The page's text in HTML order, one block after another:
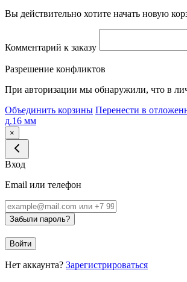
Вы действительно хотите начать новую
Комментарий к заказу
Разрешение конфликтов
При авторизации мы обнаружили, что в
Объединить корзины Перенести в
д.16 мм
×
Вход
Email или телефон
Забыли пароль?
Войти
Нет аккаунта? Зарегистрироваться